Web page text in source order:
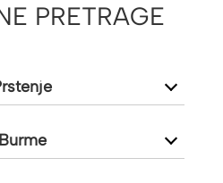
PRETRAGE
Burme